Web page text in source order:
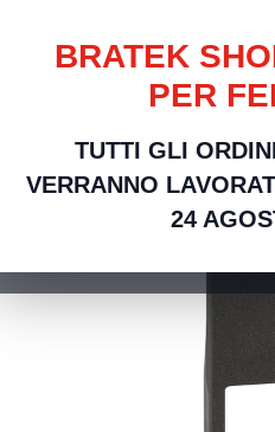
BRATEK
PER
TUTTI GLI
VERRANNO
24
Home Frutti Elettrici Serie Civili
Now Compatibile per Prese Dati e Telefono |